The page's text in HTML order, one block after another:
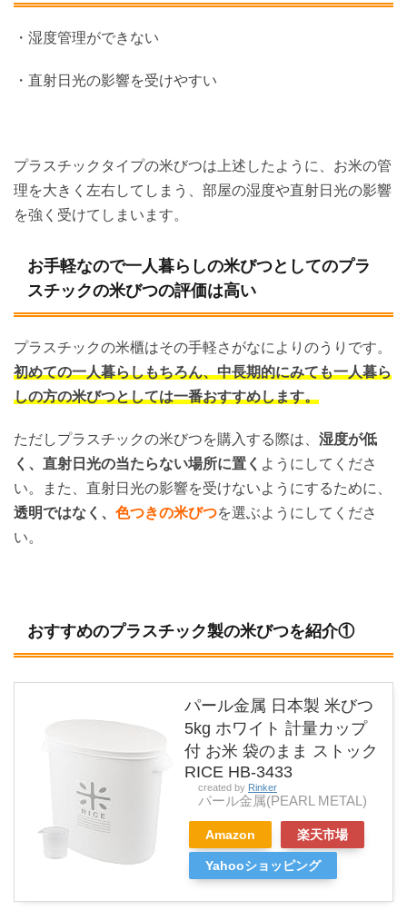
・湿度管理ができない
・直射日光の影響を受けやすい
プラスチックタイプの米びつは上述したように、お米の管
理を大きく左右してしまう、部屋の湿度や直射日光の影響
を強く受けてしまいます。
お手軽なので一人暮らしの米びつとしてのプラ
スチックの米びつの評価は高い
プラスチックの米櫃はその手軽さがなによりのうりです。
初めての一人暮らしもちろん、中長期的にみても一人暮ら
しの方の米びつとしては一番おすすめします。
ただしプラスチックの米びつを購入する際は、 湿度が低
く、直射日光の当たらない場所に置く ようにしてくださ
い。また、直射日光の影響を受けないようにするために、
透明ではなく、 色つきの米びつを選ぶようにしてくださ
い。
おすすめのプラスチック製の米びつを紹介①
パール金属 日本製 米びつ
5kg ホワイト 計量カップ
付 お米 袋のまま ストック
RICE HB-3433
created by Rinker
パール金属(PEARL METAL)
Amazon 楽天市場
Yahooショッピング